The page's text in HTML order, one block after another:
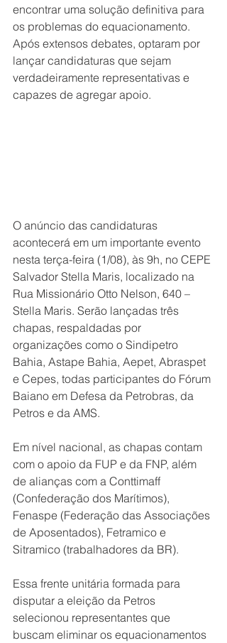
encontrar uma solução definitiva para
os problemas do equacionamento.
Após extensos debates, optaram por
lançar candidaturas que sejam
verdadeiramente representativas e
capazes de agregar apoio.
O anúncio das candidaturas
acontecerá em um importante evento
nesta terça-feira (1/08), às 9h, no CEPE
Salvador Stella Maris, localizado na
Rua Missionário Otto Nelson, 640 –
Stella Maris. Serão lançadas três
chapas, respaldadas por
organizações como o Sindipetro
Bahia, Astape Bahia, Aepet, Abraspet
e Cepes, todas participantes do Fórum
Baiano em Defesa da Petrobras, da
Petros e da AMS.
Em nível nacional, as chapas contam
com o apoio da FUP e da FNP, além
de alianças com a Conttimaff
(Confederação dos Marítimos),
Fenaspe (Federação das Associações
de Aposentados), Fetramico e
Sitramico (trabalhadores da BR).
Essa frente unitária formada para
disputar a eleição da Petros
selecionou representantes que
buscam eliminar os equacionamentos